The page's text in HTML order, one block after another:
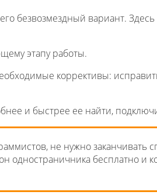
безвозмездный вариант.
этапу работы.
коррективы:
и быстрее ее найти,
не нужно заканчивать
бесплатно и